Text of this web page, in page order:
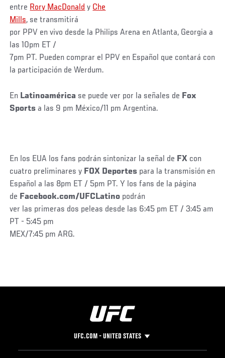
entre Rory MacDonald y Che
Mills, se transmitirá
por PPV en vivo desde la Philips Arena en Atlanta, Georgia a
las 10pm ET /
7pm PT. Pueden comprar el PPV en Español que contará con
la participación de Werdum.
En Latinoamérica se puede ver por la señales de Fox
Sportsa las 9 pm México/11 pm Argentina.
En los EUA los fans podrán sintonizar la señal de FX con
cuatro preliminares y FOX Deportes para la transmisión en
Español a las 8pm ET / 5pm PT. Y los fans de la página
de Facebook.com/UFCLatino podrán
ver las primeras dos peleas desde las 6:45 pm ET / 3:45 am
PT - 5:45 pm
MEX/7:45 pm ARG.
UFC.COM - UNITED STATES